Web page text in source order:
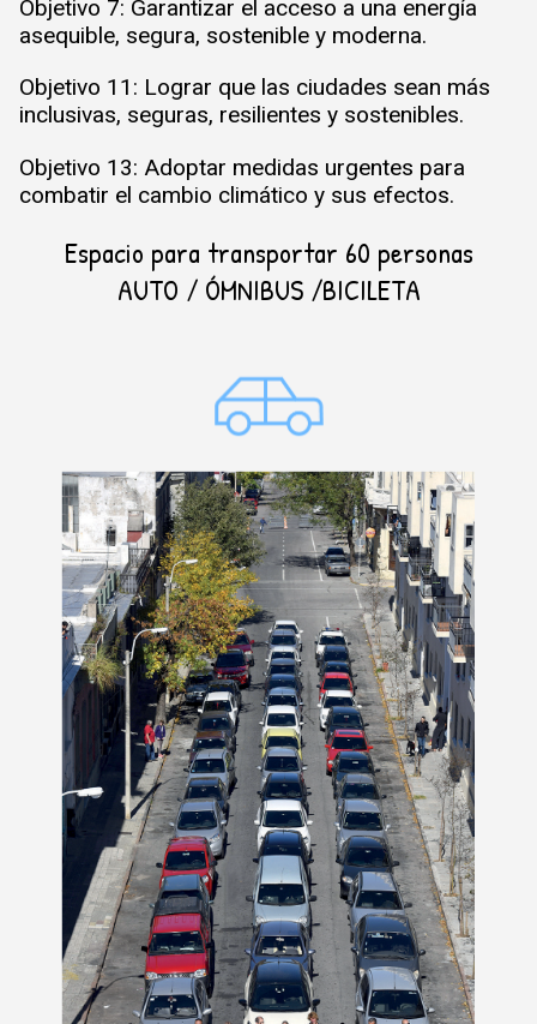
Objetivo 7: Garantizar el acceso a una energía
asequible, segura, sostenible y moderna.
Objetivo 11: Lograr que las ciudades sean más
inclusivas, seguras, resilientes y sostenibles.
Objetivo 13: Adoptar medidas urgentes para
combatir el cambio climático y sus efectos.
Espacio para transportar 60 personas
AUTO / ÓMNIBUS /BICILETA